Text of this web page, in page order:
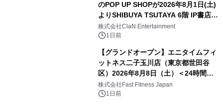
のPOP UP SHOPが2026年8月1日(土)
よりSHIBUYA TSUTAYA 6階 IP書店で
開催決定！！
株式会社ClaN Entertainment
1日前
【グランドオープン】エニタイムフィ
ットネス二子玉川店（東京都世田谷
区）2026年8月8日（土）＜24時間年
中無休のフィットネスジム＞
株式会社Fast Fitness Japan
1日前